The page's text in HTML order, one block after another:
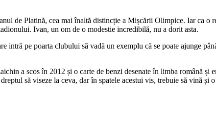
de Platină, cea mai înaltă distincție a Mișcării Olimpice. Iar ca o
Ivan, un om de o modestie incredibilă, nu a dorit asta.
intră pe poarta clubului să vadă un exemplu că se poate ajunge
a scos în 2012 și o carte de benzi desenate în limba română
să viseze la ceva, dar în spatele acestui vis, trebuie să vină